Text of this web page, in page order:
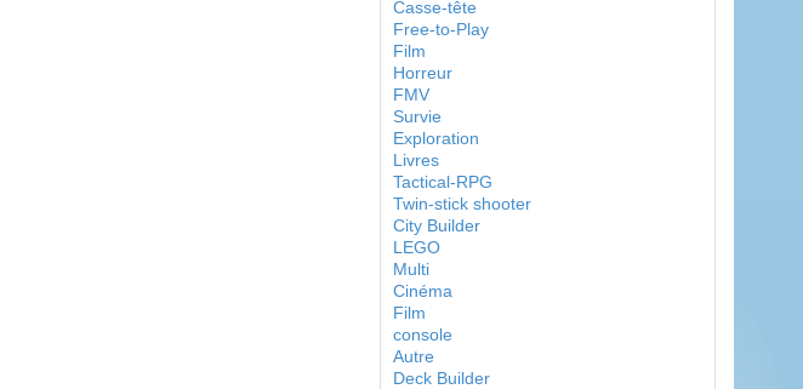
Casse-tête
Free-to-Play
Film
Horreur
FMV
Survie
Exploration
Livres
Tactical-RPG
Twin-stick shooter
City Builder
LEGO
Multi
Cinéma
Film
console
Autre
Deck Builder